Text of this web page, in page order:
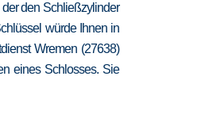
den Schließzylinder
würde Ihnen in
Wremen (27638)
eines Schlosses. Sie